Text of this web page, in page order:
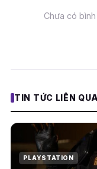
Chưa có
TIN TỨC LIÊN
PLAYSTATION